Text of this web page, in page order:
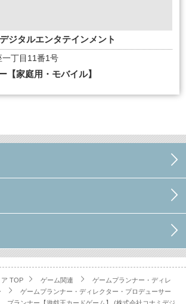
ジタルエンタテインメント
丁目11番1号
【家庭用・モバイル】
TOP ゲーム関連
ゲームプランナー・ディレ
ゲームプランナー・ディレクター・プロデューサー